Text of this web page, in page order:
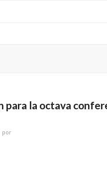
para la octava
por